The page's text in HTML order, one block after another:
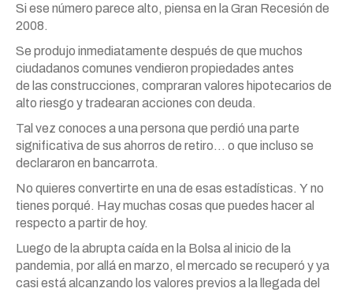
Si ese número parece alto, piensa en la Gran Recesión de
2008.
Se produjo inmediatamente después de que muchos
ciudadanos comunes vendieron propiedades antes
de las construcciones, compraran valores hipotecarios de
alto riesgo y tradearan acciones con deuda.
Tal vez conoces a una persona que perdió una parte
significativa de sus ahorros de retiro… o que incluso se
declararon en bancarrota.
No quieres convertirte en una de esas estadísticas. Y no
tienes porqué. Hay muchas cosas que puedes hacer al
respecto a partir de hoy.
Luego de la abrupta caída en la Bolsa al inicio de la
pandemia, por allá en marzo, el mercado se recuperó yya
casi está alcanzando los valores previos a la llegada del